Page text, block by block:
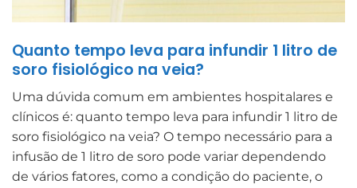
Quanto tempo leva para infundir 1 litro de
soro fisiológico na veia?
Uma dúvida comum em ambientes hospitalares e
clínicos é: quanto tempo leva para infundir 1 litro de
soro fisiológico na veia? O tempo necessário para a
infusão de 1 litro de soro pode variar dependendo
de vários fatores, como a condição do paciente, o